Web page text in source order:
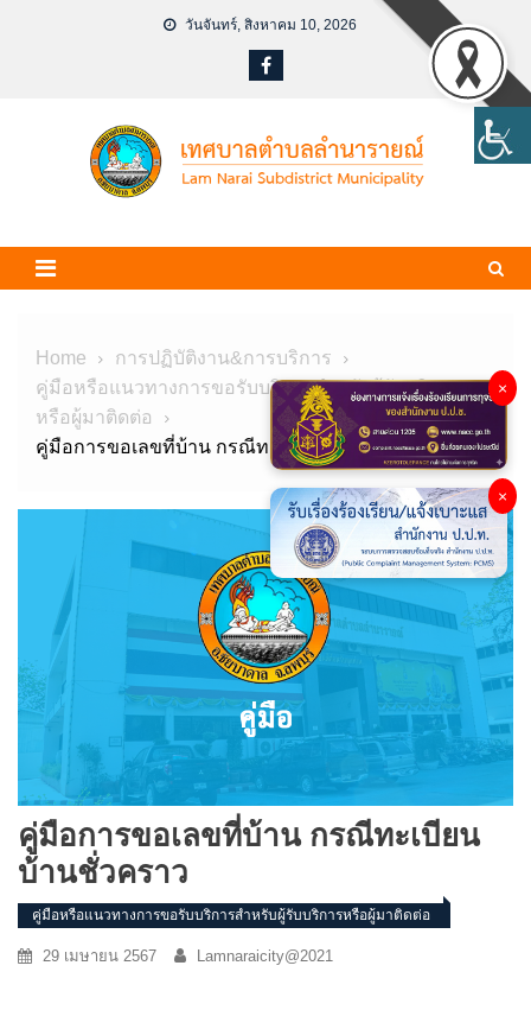
วันจันทร์, สิงหาคม 10, 2026
Home
การปฏิบัติงาน&การบริการ
คู่มือหรือแนวทางการขอรับบริการสำหรับผู้รับบริการ
หรือผู้มาติดต่อ
คู่มือการขอเลขที่บ้าน กรณีทะเบียนบ้านชั่วคราว
คู่มือการขอเลขที่บ้าน กรณีทะเบียน
บ้านชั่วคราว
คู่มือหรือแนวทางการขอรับบริการสำหรับผู้รับบริการหรือผู้มาติดต่อ
29 เมษายน 2567 Lamnaraicity@2021
×
×